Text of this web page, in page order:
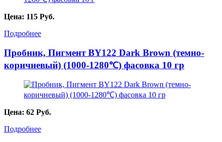
Цена: 115 Руб.
Подробнее
Пробник, Пигмент BY122 Dark Brown (темно-
коричневый) (1000-1280℃) фасовка 10 гр
Цена: 62 Руб.
Подробнее